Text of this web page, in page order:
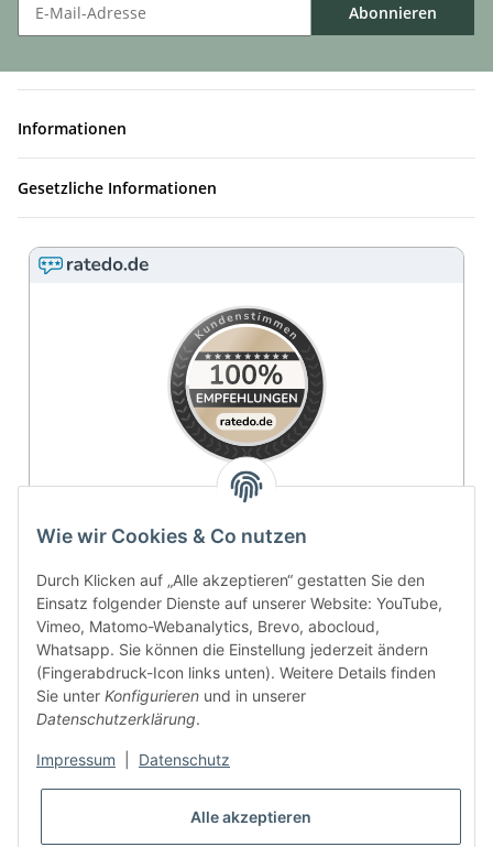
Abonnieren
Informationen
Gesetzliche Informationen
4.9 / 5
SEHR GUT
100% Empfehlungsrate
Durchschnitt aus 11 Bewertungen
Bewertungen ansehen
Wie wir Cookies & Co nutzen
Durch Klicken auf „Alle akzeptieren“ gestatten Sie den
Einsatz folgender Dienste auf unserer Website: YouTube,
Vimeo, Matomo-Webanalytics, Brevo, abocloud,
Whatsapp. Sie können die Einstellung jederzeit ändern
(Fingerabdruck-Icon links unten). Weitere Details finden
Sie unter Konfigurieren und in unserer
Datenschutzerklärung.
Impressum Datenschutz
Alle akzeptieren